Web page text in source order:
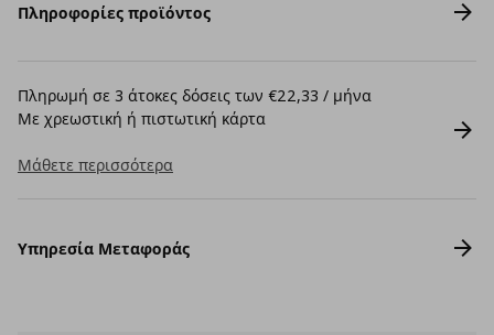
Πληροφορίες προϊόντος
Πληρωμή σε 3 άτοκες δόσεις των €22,33 / μήνα
Με χρεωστική ή πιστωτική κάρτα
Μάθετε περισσότερα
Υπηρεσία Μεταφοράς